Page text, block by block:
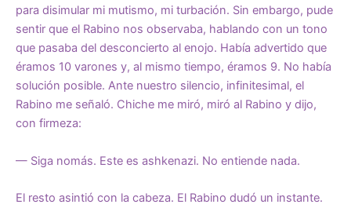
para disimular mi mutismo, mi turbación. Sin embargo, pude
sentir que el Rabino nos observaba, hablando con un tono
que pasaba del desconcierto al enojo. Había advertido que
éramos 10 varones y, al mismo tiempo, éramos 9. No había
solución posible. Ante nuestro silencio, infinitesimal, el
Rabino me señaló. Chiche me miró, miró al Rabino y dijo,
con firmeza:
— Siga nomás. Este es ashkenazi. No entiende nada.
El resto asintió con la cabeza. El Rabino dudó un instante.